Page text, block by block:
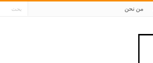
من نحن